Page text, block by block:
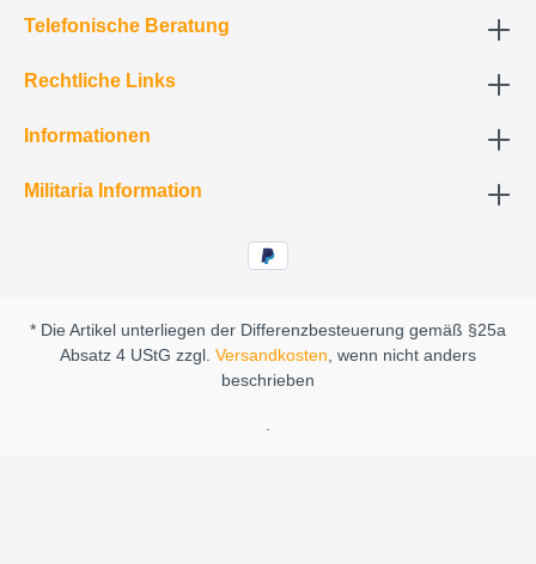
Telefonische Beratung
Rechtliche Links
Informationen
Militaria Information
* Die Artikel unterliegen der Differenzbesteuerung gemäß §25a
Absatz 4 UStG zzgl. Versandkosten, wenn nicht anders
beschrieben
.